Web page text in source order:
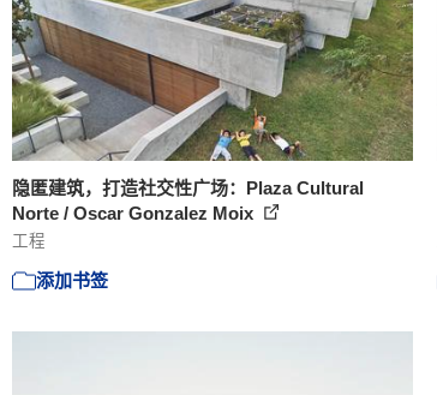
隐匿建筑，打造社交性广场：Plaza Cultural
Norte / Oscar Gonzalez Moix
工程
添加书签